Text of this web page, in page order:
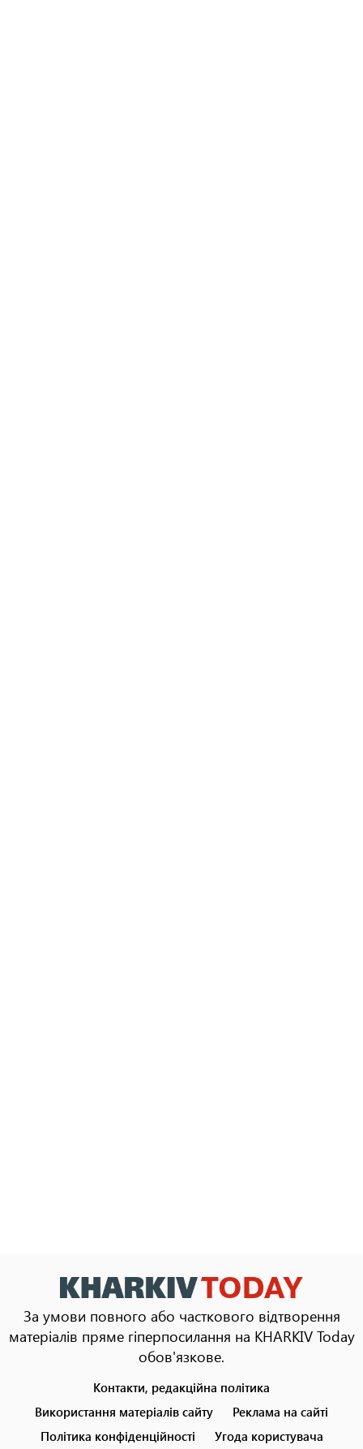
За умови повного або часткового відтворення
матеріалів пряме гіперпосилання на KHARKIV Today
обов'язкове.
menu
Контакти, редакційна політика
Використання матеріалів сайту
Реклама на сайті
Політика конфіденційності
Угода користувача